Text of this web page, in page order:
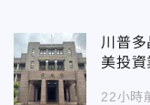
川普
美投
22小時